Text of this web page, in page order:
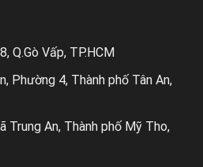
Q.Gò Vấp, TP.HCM
Phường 4, Thành phố Tân An,
Trung An, Thành phố Mỹ Tho,